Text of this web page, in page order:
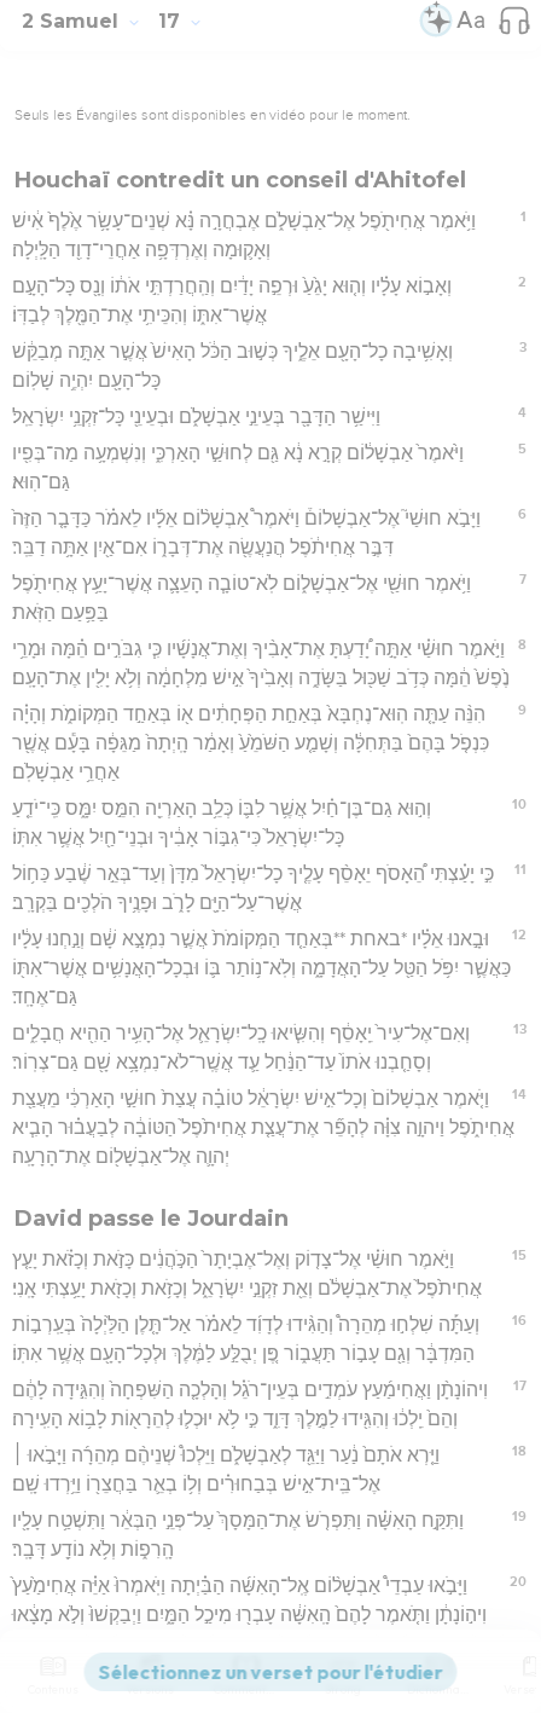
2 Samuel 17
Seuls les Évangiles sont disponibles en vidéo pour le moment.
Houchaï contredit un conseil d'Ahitofel
1
וַיֹּ֥אמֶר אֲחִיתֹ֖פֶל אֶל־אַבְשָׁלֹ֑ם אֶבְחֲרָ֣ה נָּ֗א שְׁנֵים־עָשָׂ֥ר אֶ֙לֶף֙ אִ֔ישׁ
וְאָק֛וּמָה וְאֶרְדְּפָ֥ה אַחֲרֵי־דָוִ֖ד הַלָּֽיְלָה׃
2
וְאָב֣וֹא עָלָ֗יו וְה֤וּא יָגֵ֙עַ֙ וּרְפֵ֣ה יָדַ֔יִם וְהַֽחֲרַדְתִּ֣י אֹת֔וֹ וְנָ֖ס כָּל־הָעָ֣ם
אֲשֶׁר־אִתּ֑וֹ וְהִכֵּיתִ֥י אֶת־הַמֶּ֖לֶךְ לְבַדּֽוֹ׃
3
וְאָשִׁ֥יבָה כָל־הָעָ֖ם אֵלֶ֑יךָ כְּשׁ֣וּב הַכֹּ֔ל הָאִישׁ֙ אֲשֶׁ֣ר אַתָּ֣ה מְבַקֵּ֔שׁ
כָּל־הָעָ֖ם יִהְיֶ֥ה שָׁלֽוֹם׃
4 וַיִּישַׁ֥ר הַדָּבָ֖ר בְּעֵינֵ֣י אַבְשָׁלֹ֑ם וּבְעֵינֵ֖י כָּל־זִקְנֵ֥י יִשְׂרָאֵֽל׃
5
וַיֹּ֙אמֶר֙ אַבְשָׁל֔וֹם קְרָ֣א נָ֔א גַּ֖ם לְחוּשַׁ֣י הָאַרְכִּ֑י וְנִשְׁמְעָ֥ה מַה־בְּפִ֖יו
גַּם־הֽוּא׃
6
וַיָּבֹ֣א חוּשַׁי֮ אֶל־אַבְשָׁלוֹם֒ וַיֹּאמֶר֩ אַבְשָׁל֨וֹם אֵלָ֜יו לֵאמֹ֗ר כַּדָּבָ֤ר הַזֶּה֙
דִּבֶּ֣ר אֲחִיתֹ֔פֶל הֲנַעֲשֶׂ֖ה אֶת־דְּבָר֑וֹ אִם־אַ֖יִן אַתָּ֥ה דַבֵּֽר׃
7
וַיֹּ֥אמֶר חוּשַׁ֖י אֶל־אַבְשָׁל֑וֹם לֹֽא־טוֹבָ֧ה הָעֵצָ֛ה אֲשֶׁר־יָעַ֥ץ אֲחִיתֹ֖פֶל
בַּפַּ֥עַם הַזֹּֽאת׃
8
וַיֹּ֣אמֶר חוּשַׁ֗י אַתָּ֣ה יָ֠דַעְתָּ אֶת־אָבִ֨יךָ וְאֶת־אֲנָשָׁ֜יו כִּ֧י גִבֹּרִ֣ים הֵ֗מָּה וּמָרֵ֥י
נֶ֙פֶשׁ֙ הֵ֔מָּה כְּדֹ֥ב שַׁכּ֖וּל בַּשָּׂדֶ֑ה וְאָבִ֙יךָ֙ אִ֣ישׁ מִלְחָמָ֔ה וְלֹ֥א יָלִ֖ין אֶת־הָעָֽם׃
9
הִנֵּ֨ה עַתָּ֤ה הֽוּא־נֶחְבָּא֙ בְּאַחַ֣ת הַפְּחָתִ֔ים א֖וֹ בְּאַחַ֣ד הַמְּקוֹמֹ֑ת וְהָיָ֗ה
כִּנְפֹ֤ל בָּהֶם֙ בַּתְּחִלָּ֔ה וְשָׁמַ֤ע הַשֹּׁמֵ֙עַ֙ וְאָמַ֔ר הָֽיְתָה֙ מַגֵּפָ֔ה בָּעָ֕ם אֲשֶׁ֖ר
אַחֲרֵ֥י אַבְשָׁלֹֽם׃
10
וְה֣וּא גַם־בֶּן־חַ֗יִל אֲשֶׁ֥ר לִבּ֛וֹ כְּלֵ֥ב הָאַרְיֵ֖ה הִמֵּ֣ס יִמָּ֑ס כִּֽי־יֹדֵ֤עַ
כָּל־יִשְׂרָאֵל֙ כִּי־גִבּ֣וֹר אָבִ֔יךָ וּבְנֵי־חַ֖יִל אֲשֶׁ֥ר אִתּֽוֹ׃
11
כִּ֣י יָעַ֗צְתִּי הֵ֠אָסֹף יֵאָסֵ֨ף עָלֶ֤יךָ כָל־יִשְׂרָאֵל֙ מִדָּן֙ וְעַד־בְּאֵ֣ר שֶׁ֔בַע כַּח֥וֹל
אֲשֶׁר־עַל־הַיָּ֖ם לָרֹ֑ב וּפָנֶ֥יךָ הֹלְכִ֖ים בַּקְרָֽב׃
12
וּבָ֣אנוּ אֵלָ֗יו *באחת **בְּאַחַ֤ד הַמְּקוֹמֹת֙ אֲשֶׁ֣ר נִמְצָ֣א שָׁ֔ם וְנַ֣חְנוּ עָלָ֔יו
כַּאֲשֶׁ֛ר יִפֹּ֥ל הַטַּ֖ל עַל־הָאֲדָמָ֑ה וְלֹֽא־נ֥וֹתַר בּ֛וֹ וּבְכָל־הָאֲנָשִׁ֥ים אֲשֶׁר־אִתּ֖וֹ
גַּם־אֶחָֽד׃
13
וְאִם־אֶל־עִיר֙ יֵֽאָסֵ֔ף וְהִשִּׂ֧יאוּ כָֽל־יִשְׂרָאֵ֛ל אֶל־הָעִ֥יר הַהִ֖יא חֲבָלִ֑ים
וְסָחַ֤בְנוּ אֹתוֹ֙ עַד־הַנַּ֔חַל עַ֛ד אֲשֶֽׁר־לֹא־נִמְצָ֥א שָׁ֖ם גַּם־צְרֽוֹר׃
14
וַיֹּ֤אמֶר אַבְשָׁלוֹם֙ וְכָל־אִ֣ישׁ יִשְׂרָאֵ֔ל טוֹבָ֗ה עֲצַת֙ חוּשַׁ֣י הָאַרְכִּ֔י מֵעֲצַ֖ת
אֲחִיתֹ֑פֶל וַיהוָ֣ה צִוָּ֗ה לְהָפֵ֞ר אֶת־עֲצַ֤ת אֲחִיתֹ֙פֶל֙ הַטּוֹבָ֔ה לְבַעֲב֗וּר הָבִ֧יא
יְהוָ֛ה אֶל־אַבְשָׁל֖וֹם אֶת־הָרָעָֽה׃
David passe le Jourdain
15
וַיֹּ֣אמֶר חוּשַׁ֗י אֶל־צָד֤וֹק וְאֶל־אֶבְיָתָר֙ הַכֹּ֣הֲנִ֔ים כָּזֹ֣את וְכָזֹ֗את יָעַ֤ץ
אֲחִיתֹ֙פֶל֙ אֶת־אַבְשָׁלֹ֔ם וְאֵ֖ת זִקְנֵ֣י יִשְׂרָאֵ֑ל וְכָזֹ֥את וְכָזֹ֖את יָעַ֥צְתִּי אָֽנִי׃
16
וְעַתָּ֡ה שִׁלְח֣וּ מְהֵרָה֩ וְהַגִּ֨ידוּ לְדָוִ֜ד לֵאמֹ֗ר אַל־תָּ֤לֶן הַלַּ֙יְלָה֙ בְּעַֽרְב֣וֹת
הַמִּדְבָּ֔ר וְגַ֖ם עָב֣וֹר תַּעֲב֑וֹר פֶּ֚ן יְבֻלַּ֣ע לַמֶּ֔לֶךְ וּלְכָל־הָעָ֖ם אֲשֶׁ֥ר אִתּֽוֹ׃
17
וִיהוֹנָתָ֨ן וַאֲחִימַ֜עַץ עֹמְדִ֣ים בְּעֵין־רֹגֵ֗ל וְהָלְכָ֤ה הַשִּׁפְחָה֙ וְהִגִּ֣ידָה לָהֶ֔ם
וְהֵם֙ יֵֽלְכ֔וּ וְהִגִּ֖ידוּ לַמֶּ֣לֶךְ דָּוִ֑ד כִּ֣י לֹ֥א יוּכְל֛וּ לְהֵרָא֖וֹת לָב֥וֹא הָעִֽירָה׃
18
וַיַּ֤רְא אֹתָם֙ נַ֔עַר וַיַּגֵּ֖ד לְאַבְשָׁלֹ֑ם וַיֵּלְכוּ֩ שְׁנֵיהֶ֨ם מְהֵרָ֜ה וַיָּבֹ֣אוּ ׀
אֶל־בֵּֽית־אִ֣ישׁ בְּבַחוּרִ֗ים וְל֥וֹ בְאֵ֛ר בַּחֲצֵר֖וֹ וַיֵּ֥רְדוּ שָֽׁם׃
19
וַתִּקַּ֣ח הָאִשָּׁ֗ה וַתִּפְרֹ֤שׂ אֶת־הַמָּסָךְ֙ עַל־פְּנֵ֣י הַבְּאֵ֔ר וַתִּשְׁטַ֥ח עָלָ֖יו
הָֽרִפ֑וֹת וְלֹ֥א נוֹדַ֖ע דָּבָֽר׃
20
וַיָּבֹ֣אוּ עַבְדֵי֩ אַבְשָׁל֨וֹם אֶֽל־הָאִשָּׁ֜ה הַבַּ֗יְתָה וַיֹּֽאמְרוּ֙ אַיֵּ֗ה אֲחִימַ֙עַץ֙
וִיה֣וֹנָתָ֔ן וַתֹּ֤אמֶר לָהֶם֙ הָֽאִשָּׁ֔ה עָבְר֖וּ מִיכַ֣ל הַמָּ֑יִם וַיְבַקְשׁוּ֙ וְלֹ֣א מָצָ֔אוּ
וַיְהִ֣י ׀ אַחֲרֵ֣י לֶכְתָּ֗ם וַֽיַּעֲלוּ֙ מֵֽהַבְּאֵ֔ר וַיֵּ֣לְכ֔וּ וַיַּגִּ֖דוּ לַמֶּ֣לֶךְ דָּוִ֑ד וַיֹּאמְר֣וּ
Versions Commentaires Strong